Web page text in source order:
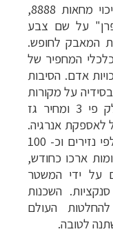
, 19 שנה אחרי דיכוי מחאות 8888,
על שם צבע
המאבק לחופש.
המחפיר של
אדם. הסיבות
על מקורות
אנרגיה שהביאו להכפלת מחיר הדלק פי 3 ומחיר גז
לאספקת אנרגיה.
בהמשך נערכו הפגנות של עשרות אלפי נזירים וכ- 100
ארכו כחודש,
על ידי המשטר
השכנות
העולם
לטובה.